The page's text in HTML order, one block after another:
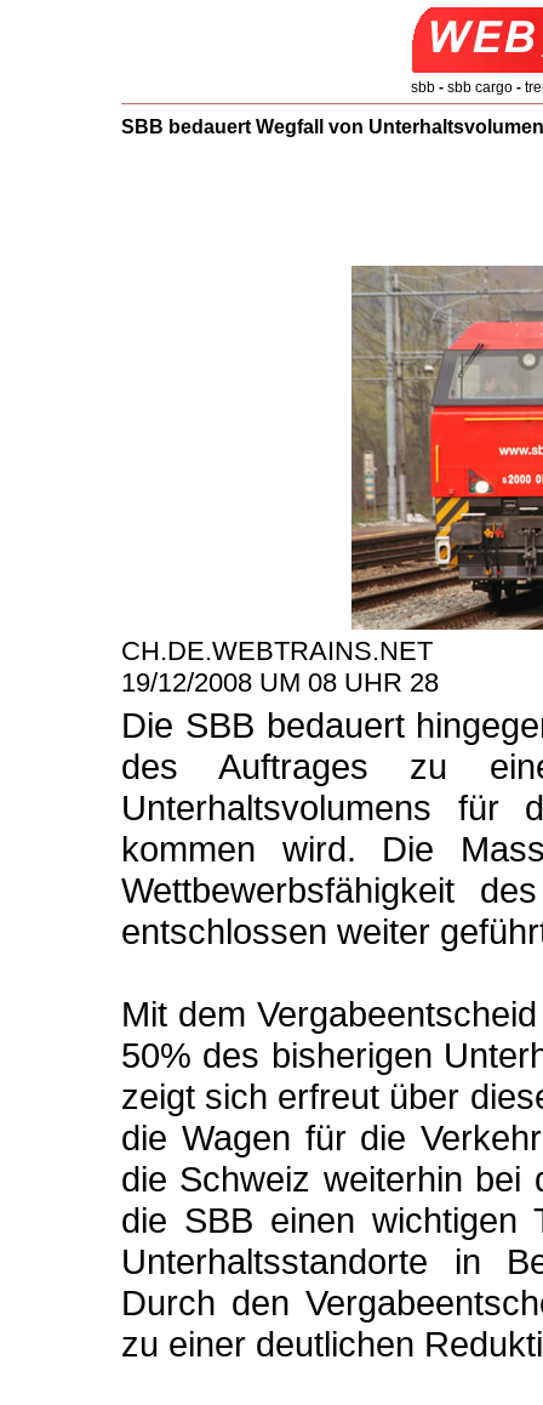
sbb - sbb cargo -
SBB bedauert Wegfall von Unterhaltsvolumen
CH.DE.WEBTRAINS.NET
19/12/2008 UM 08 UHR 28
Die SBB bedauert
des Auftrages zu
Unterhaltsvolumens für
kommen wird. Die
Wettbewerbsfähigkeit
entschlossen weiter
Mit dem
50% des bisherigen
zeigt sich erfreut über
die Wagen für die
die Schweiz weiterhin bei
die SBB einen wichtigen
Unterhaltsstandorte in
Durch den
zu einer deutlichen